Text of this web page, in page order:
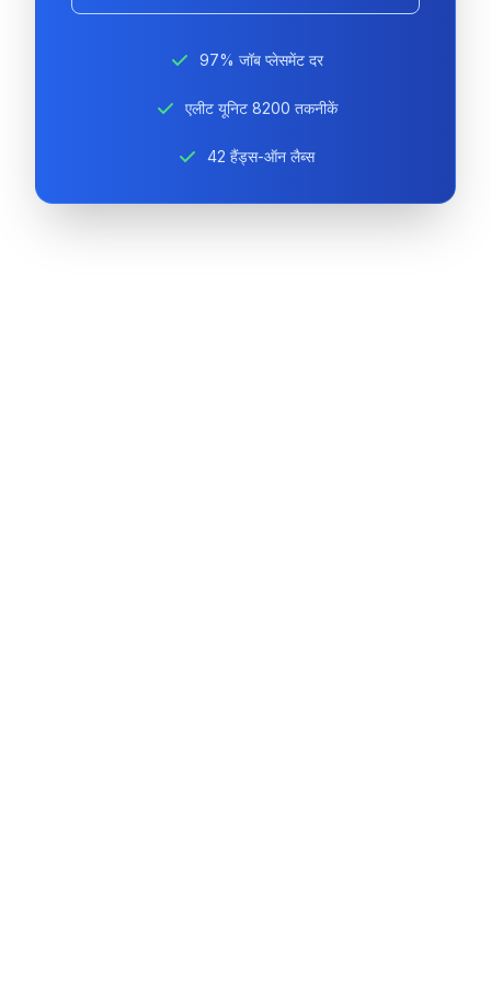
97% जॉब प्लेसमेंट दर
एलीट यूनिट 8200 तकनीकें
42 हैंड्स-ऑन लैब्स